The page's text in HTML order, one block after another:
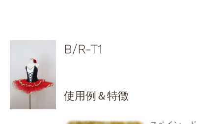
B/R-T1
使用例＆特徴